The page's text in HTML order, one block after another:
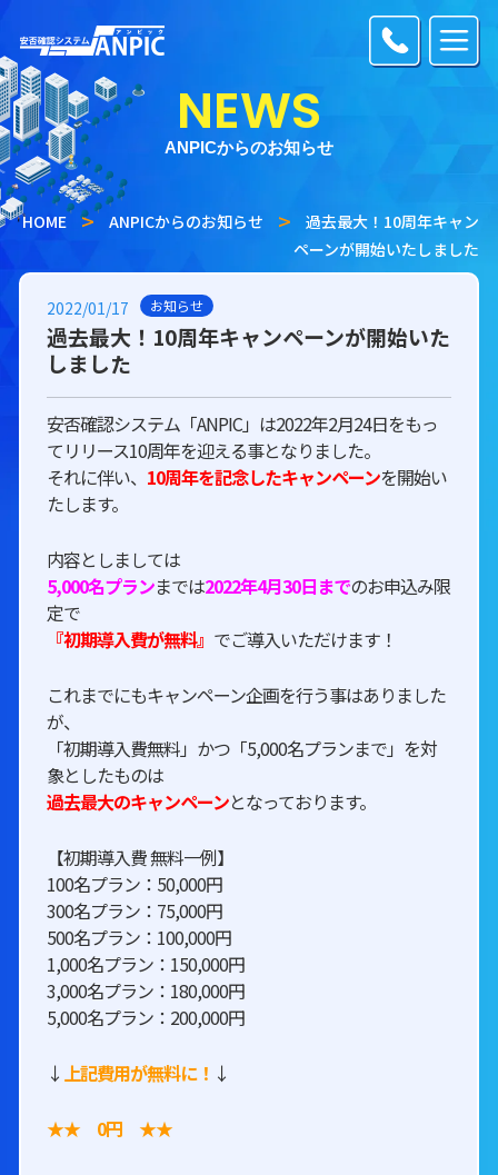
NEWS
ANPICからのお知らせ
HOME ANPICからのお知らせ
過去最大！10周年キャン
ペーンが開始いたしました
2022/01/17 お知らせ
過去最大！10周年キャンペーンが開始いた
しました
安否確認システム「ANPIC」は2022年2月24日をもっ
てリリース10周年を迎える事となりました。
それに伴い、 10周年を記念したキャンペーンを開始い
たします。
内容としましては
5,000名プランまでは2022年4月30日までのお申込み限
定で
『初期導入費が無料』 でご導入いただけます！
これまでにもキャンペーン企画を行う事はありました
が、
「初期導入費無料」かつ「5,000名プランまで」を対
象としたものは
過去最大のキャンペーンとなっております。
【初期導入費 無料一例】
100名プラン：50,000円
300名プラン：75,000円
500名プラン：100,000円
1,000名プラン：150,000円
3,000名プラン：180,000円
5,000名プラン：200,000円
↓ 上記費用が無料に！ ↓
★★ 0円 ★★